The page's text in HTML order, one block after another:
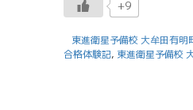
+9
東進衛星予備校 大牟田有明
合格体験記, 東進衛星予備校